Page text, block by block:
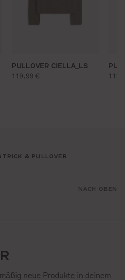
PULLOVER CIELLA_LS
regulärer preis:
119,99 €
& PULLOVER
NACH OBEN
neue Produkte in deinem